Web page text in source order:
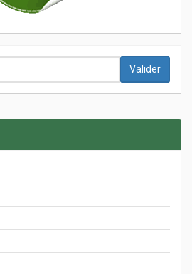
Valider